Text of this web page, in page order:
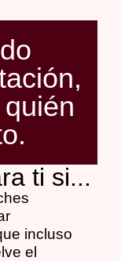
ti si...
incluso
el